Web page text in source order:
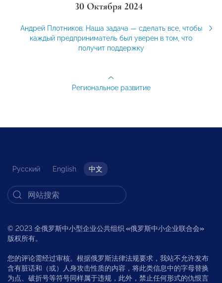
30 Октября 2024
Андрей Плотников: Наша задача — сделать все, чтобы
каждый предприниматель был уверен в том, что
получит поддержку
Региональное развитие
Русский English 中文
© 2023 全俄罗斯中小型企业公共组织 «俄罗斯中小企业联合会»
版权所有。
您的评论需经过审核。根据俄罗斯法律法规要求，我站不允许发布
含有脏话和（或）人身攻击性质的内容，将此类信息中的字母替换
为点、破折号等符号同样属于违规，此外，禁止任何形式的仇恨言